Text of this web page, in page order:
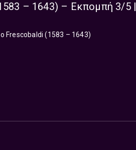
– 1643) – Εκπομπή 3/5 |
Frescobaldi (1583 – 1643)